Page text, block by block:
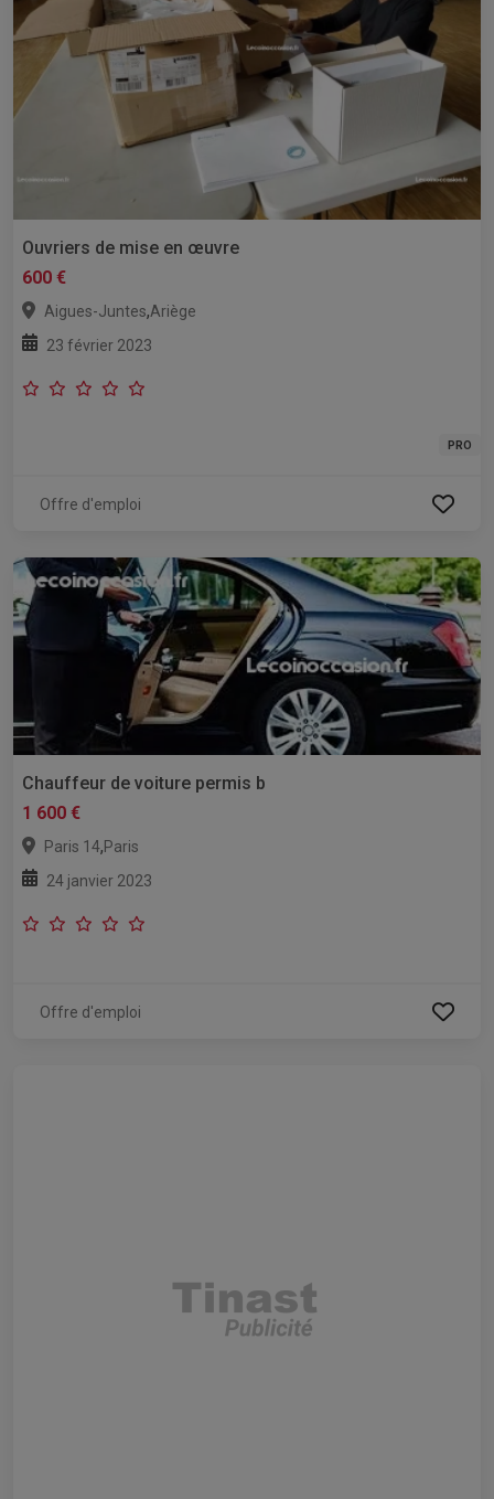
Ouvriers de mise en œuvre
600 €
Aigues-Juntes,Ariège
23 février 2023
PRO
Offre d'emploi
Chauffeur de voiture permis b
1 600 €
Paris 14,Paris
24 janvier 2023
Offre d'emploi